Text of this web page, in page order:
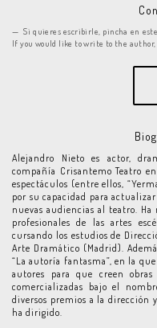
Si quieres escribirle, pincha en
If you would like to write to the
Alejandro Nieto es actor,
compañía Crisantemo Teatro
espectáculos (entre ellos,
por su capacidad para
nuevas audiencias al teatro.
profesionales de las artes
cursando los estudios de
Arte Dramático (Madrid).
“La autoría fantasma”, en la
autores para que creen
comercializadas bajo el
diversos premios a la dirección
ha dirigido.